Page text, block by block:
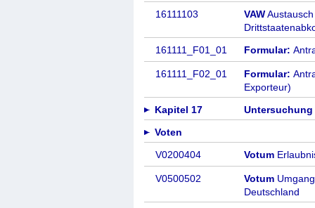
16111103
VAW
161111_F01_01
Formular:
161111_F02_01 Formular:
Exporteur)
Kapitel 17
Voten
V0200404
Votum
V0500502 Votum
Deutschland